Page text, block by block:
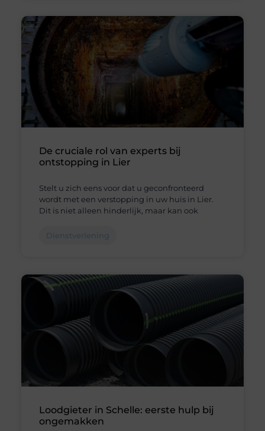
De cruciale rol van experts bij
ontstopping in Lier
Stelt u zich eens voor dat u geconfronteerd
wordt met een verstopping in uw huis in Lier.
Dit is niet alleen hinderlijk, maar kan ook
Dienstverlening
Loodgieter in Schelle: eerste hulp bij
ongemakken